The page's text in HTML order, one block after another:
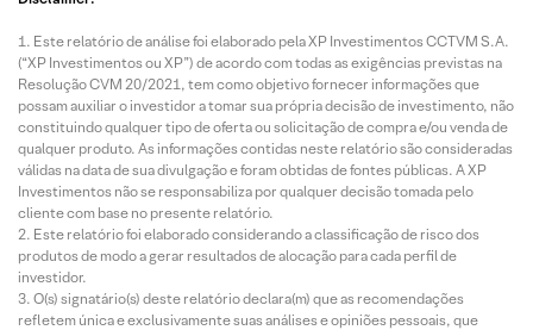
Este relatório de análise foi elaborado pela XP Investimentos CCTVM S.A.
(“XP Investimentos ou XP”) de acordo com todas as exigências previstas na
Resolução CVM 20/2021, tem como objetivo fornecer informações que
possam auxiliar o investidor a tomar sua própria decisão de investimento, não
constituindo qualquer tipo de oferta ou solicitação de compra e/ou venda de
qualquer produto. As informações contidas neste relatório são consideradas
válidas na data de sua divulgação e foram obtidas de fontes públicas. A XP
Investimentos não se responsabiliza por qualquer decisão tomada pelo
cliente com base no presente relatório.
Este relatório foi elaborado considerando a classificação de risco dos
produtos de modo a gerar resultados de alocação para cada perfil de
investidor.
O(s) signatário(s) deste relatório declara(m) que as recomendações
refletem única e exclusivamente suas análises e opiniões pessoais, que